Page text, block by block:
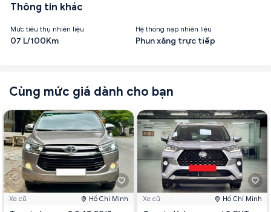
Thông tin khác
Mức tiêu thụ nhiên liệu
07 L/100Km
Hệ thống nạp nhiên liệu
Phun xăng trực tiếp
Cùng mức giá dành cho bạn
Xe cũ Hồ Chí Minh Xe cũ Hồ Chí Minh